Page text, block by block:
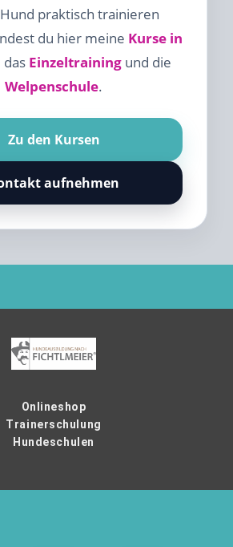
praktisch trainieren
du hier meine Kurse in
das Einzeltrainingund die
Welpenschule.
Zu den Kursen
aufnehmen
Onlineshop
Trainerschulung
Hundeschulen